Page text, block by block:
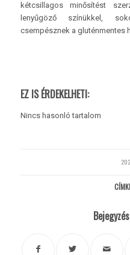
kétcsillagos minősítést
lenyűgöző színükkel,
csempésznek a gluténmentes
EZ IS ÉRDEKELHETI:
Nincs hasonló tartalom